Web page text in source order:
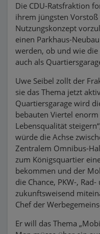
Die CDU-Ratsfraktion
ihrem jüngsten
Nutzungskonzept
einen Parkhaus-
werden, ob und wie die
auch als
Uwe Seibel zollt der
sie das Thema jetzt
Quartiersgarage wird
bebauten Viertel
Lebensqualität
würde die Achse
Zentralem Omnibus-
zum Königsquartier
bekommen und der
die Chance, PKW-,
zukunftsweisend
Chef der
Er will das Thema